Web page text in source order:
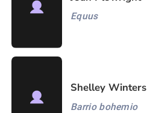
Equus
Shelley Winters
Barrio bohemio